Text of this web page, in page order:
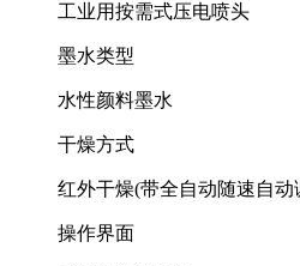
工业用按需式压电喷头
墨水类型
水性颜料墨水
干燥方式
红外干燥(带全自动随速自动
操作界面